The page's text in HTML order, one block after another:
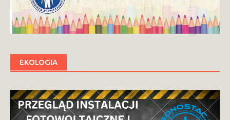
EKOLOGIA